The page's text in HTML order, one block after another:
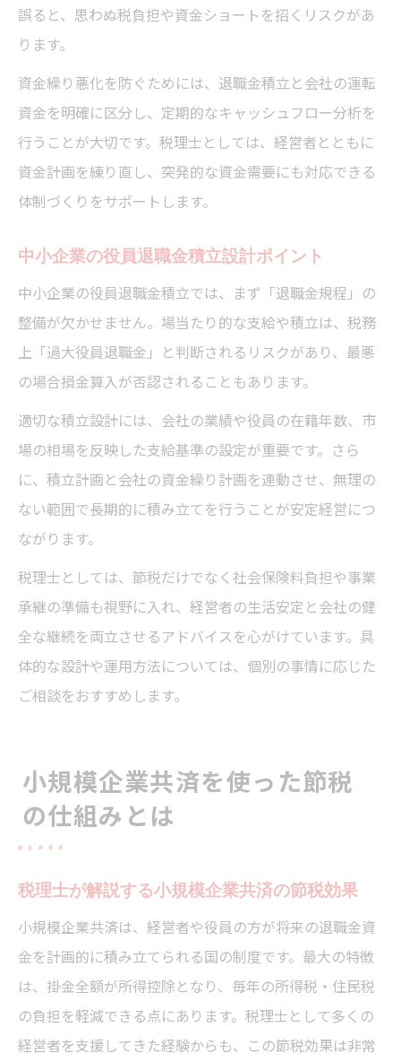
誤ると、思わぬ税負担や資金ショートを招くリスクがあ
ります。
資金繰り悪化を防ぐためには、退職金積立と会社の運転
資金を明確に区分し、定期的なキャッシュフロー分析を
行うことが大切です。税理士としては、経営者とともに
資金計画を練り直し、突発的な資金需要にも対応できる
体制づくりをサポートします。
中小企業の役員退職金積立設計ポイント
中小企業の役員退職金積立では、まず「退職金規程」の
整備が欠かせません。場当たり的な支給や積立は、税務
上「過大役員退職金」と判断されるリスクがあり、最悪
の場合損金算入が否認されることもあります。
適切な積立設計には、会社の業績や役員の在籍年数、市
場の相場を反映した支給基準の設定が重要です。さら
に、積立計画と会社の資金繰り計画を連動させ、無理の
ない範囲で長期的に積み立てを行うことが安定経営につ
ながります。
税理士としては、節税だけでなく社会保険料負担や事業
承継の準備も視野に入れ、経営者の生活安定と会社の健
全な継続を両立させるアドバイスを心がけています。具
体的な設計や運用方法については、個別の事情に応じた
ご相談をおすすめします。
小規模企業共済を使った節税
の仕組みとは
税理士が解説する小規模企業共済の節税効果
小規模企業共済は、経営者や役員の方が将来の退職金資
金を計画的に積み立てられる国の制度です。最大の特徴
は、掛金全額が所得控除となり、毎年の所得税・住民税
の負担を軽減できる点にあります。税理士として多くの
経営者を支援してきた経験からも、この節税効果は非常